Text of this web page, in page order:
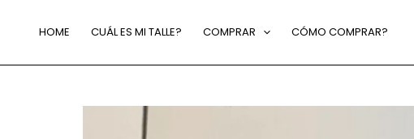
HOME CUÁL ES MI TALLE? COMPRAR CÓMO COMPRAR?